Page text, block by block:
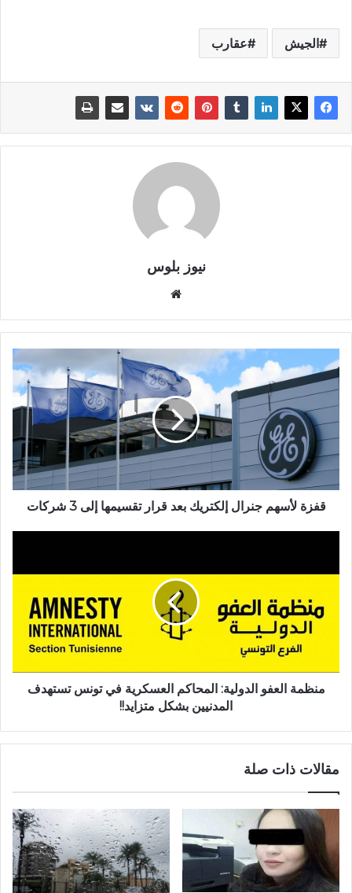
الجيش عقارب
نيوز بلوس
قفزة لأسهم جنرال إلكتريك بعد قرار تقسيمها إلى 3 شركات
منظمة العفو الدولية: المحاكم العسكرية في تونس تستهدف
المدنيين بشكل متزايد!!
مقالات ذات صلة